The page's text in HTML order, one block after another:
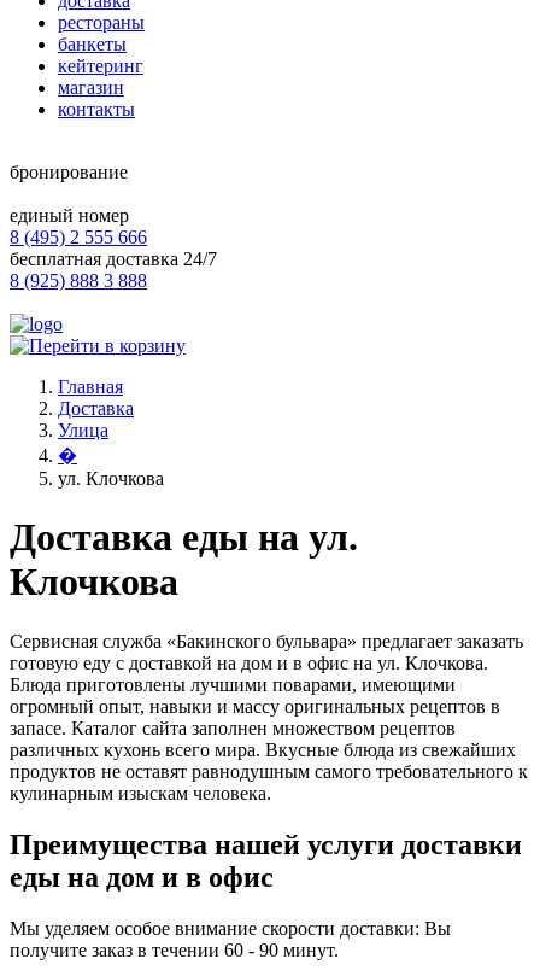
рестораны
банкеты
кейтеринг
магазин
контакты
бронирование
единый номер
8 (495) 2 555 666
бесплатная доставка 24/7
8 (925) 888 3 888
Главная
Доставка
Улица
�
ул. Клочкова
Доставка еды на ул.
Клочкова
Сервисная служба «Бакинского бульвара» предлагает заказать
готовую еду с доставкой на дом и в офис на ул. Клочкова.
Блюда приготовлены лучшими поварами, имеющими
огромный опыт, навыки и массу оригинальных рецептов в
запасе. Каталог сайта заполнен множеством рецептов
различных кухонь всего мира. Вкусные блюда из свежайших
продуктов не оставят равнодушным самого требовательного к
кулинарным изыскам человека.
Преимущества нашей услуги доставки
еды на дом и в офис
Мы уделяем особое внимание скорости доставки: Вы
получите заказ в течении 60 - 90 минут.